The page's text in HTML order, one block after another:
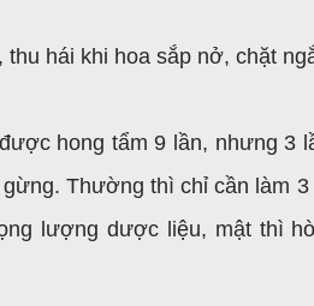
hái khi hoa sắp nở, chặt
hong tẩm 9 lần, nhưng 3
Thường thì chỉ cần làm
lượng dược liệu, mật thì